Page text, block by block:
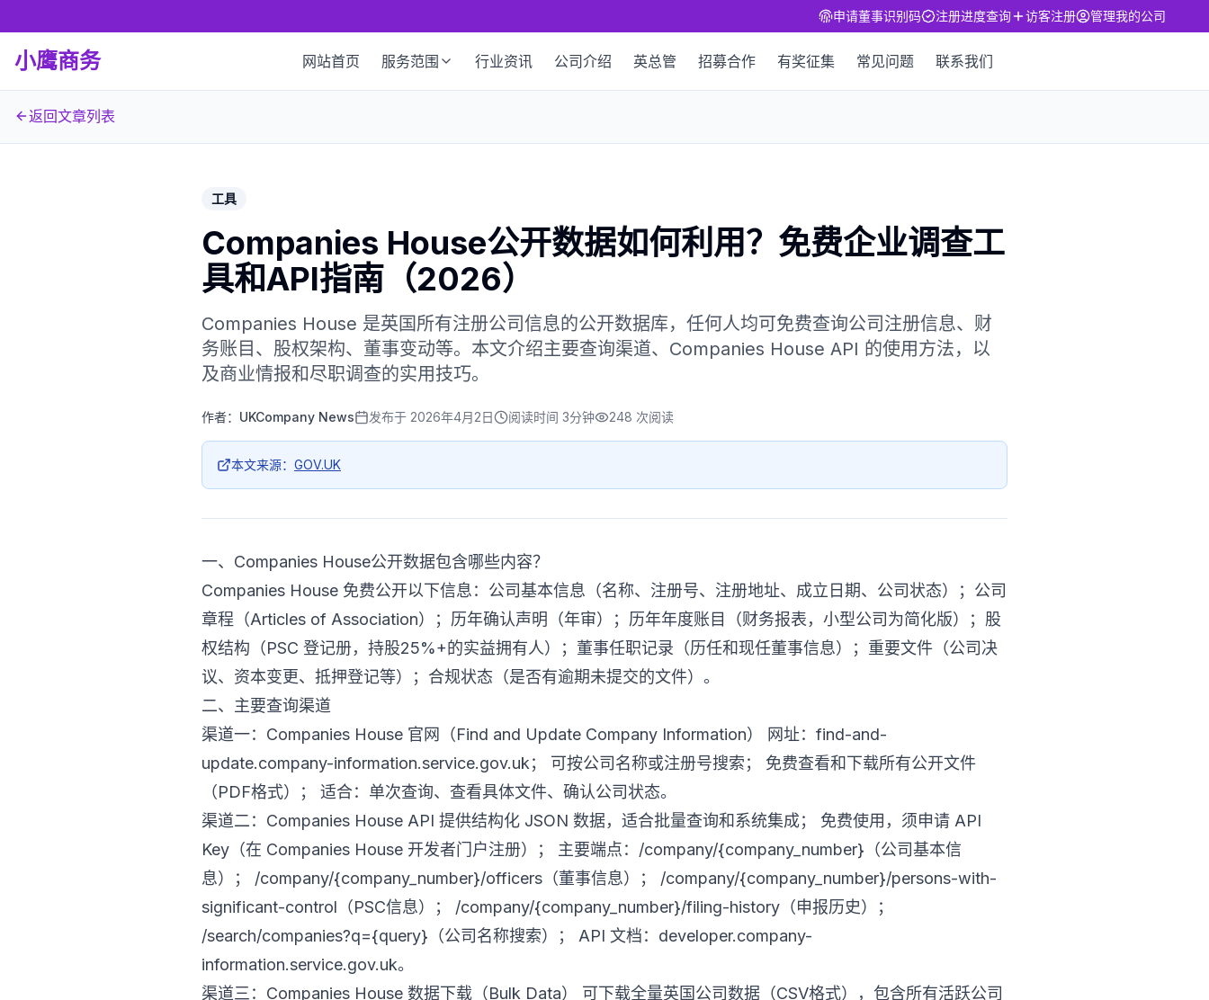
申请董事识别码 注册进度查询 访客注册 管理我的公司
小鹰商务 网站首页 服务范围 行业资讯 公司介绍 英总管 招募合作 有奖征集 常见问题 联系我们
返回文章列表
工具
Companies House公开数据如何利用？免费企业调查工
具和API指南（2026）
Companies House 是英国所有注册公司信息的公开数据库，任何人均可免费查询公司注册信息、财
务账目、股权架构、董事变动等。本文介绍主要查询渠道、Companies House API 的使用方法，以
及商业情报和尽职调查的实用技巧。
作者： UKCompany News 发布于 2026年4月2日 阅读时间 3分钟 248 次阅读
本文来源： GOV.UK
一、Companies House公开数据包含哪些内容？
Companies House 免费公开以下信息：公司基本信息（名称、注册号、注册地址、成立日期、公司状态）；公司
章程（Articles of Association）；历年确认声明（年审）；历年年度账目（财务报表，小型公司为简化版）；股
权结构（PSC 登记册，持股25%+的实益拥有人）；董事任职记录（历任和现任董事信息）；重要文件（公司决
议、资本变更、抵押登记等）；合规状态（是否有逾期未提交的文件）。
二、主要查询渠道
渠道一：Companies House 官网（Find and Update Company Information） 网址：find-and-
update.company-information.service.gov.uk； 可按公司名称或注册号搜索； 免费查看和下载所有公开文件
（PDF格式）； 适合：单次查询、查看具体文件、确认公司状态。
渠道二：Companies House API 提供结构化 JSON 数据，适合批量查询和系统集成； 免费使用，须申请 API
Key（在 Companies House 开发者门户注册）； 主要端点：/company/{company_number}（公司基本信
息）； /company/{company_number}/officers（董事信息）； /company/{company_number}/persons-with-
significant-control（PSC信息）； /company/{company_number}/filing-history（申报历史）；
/search/companies?q={query}（公司名称搜索）； API 文档：developer.company-
information.service.gov.uk。
渠道三：Companies House 数据下载（Bulk Data） 可下载全量英国公司数据（CSV格式），包含所有活跃公司